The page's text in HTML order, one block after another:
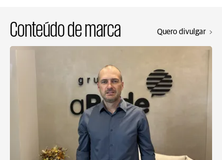
Conteúdo de marca Quero divulgar